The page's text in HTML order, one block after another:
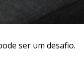
ser um desafio.